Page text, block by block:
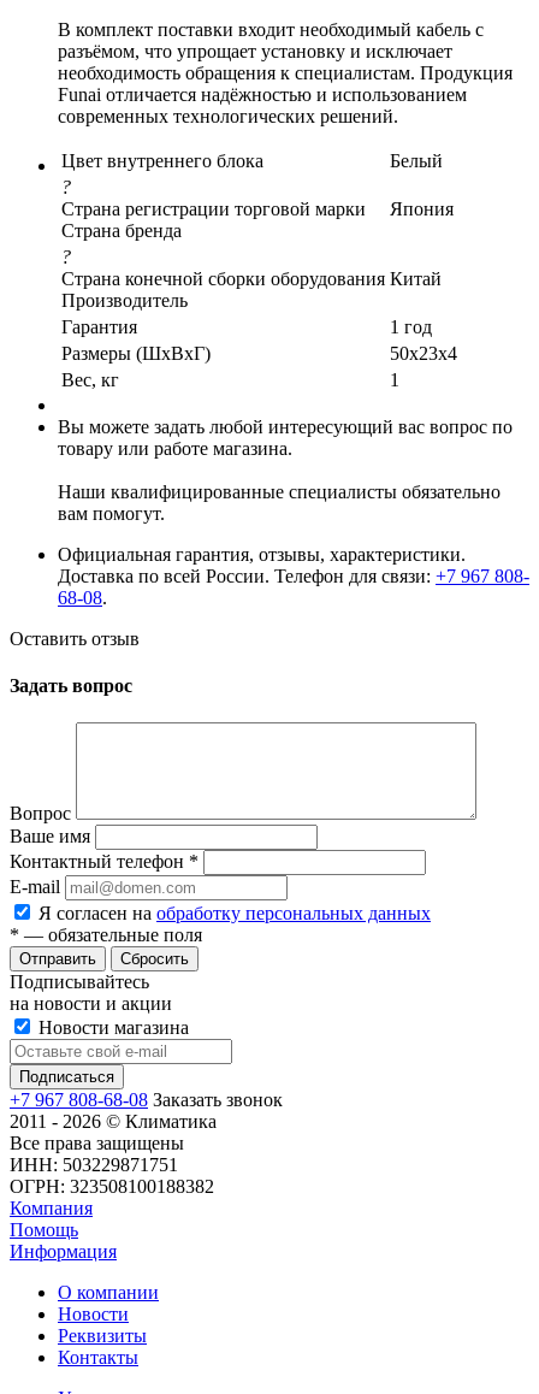
В комплект поставки входит необходимый кабель с
разъёмом, что упрощает установку и исключает
необходимость обращения к специалистам. Продукция
Funai отличается надёжностью и использованием
современных технологических решений.
Цвет внутреннего блока
Белый
?
Страна регистрации торговой марки
Страна бренда
Япония
?
Страна конечной сборки оборудования
Производитель
Китай
Гарантия
1 год
Размеры (ШxВxГ)
50x23x4
Вес, кг
1
Вы можете задать любой интересующий вас вопрос по
товару или работе магазина.
Наши квалифицированные специалисты обязательно
вам помогут.
Официальная гарантия, отзывы, характеристики.
Доставка по всей России. Телефон для связи: +7 967 808-
68-08.
Оставить отзыв
Задать вопрос
Вопрос
Ваше имя
Контактный телефон *
E-mail
Я согласен на обработку персональных данных
* — обязательные поля
Сбросить
Подписывайтесь
на новости и акции
Новости магазина
+7 967 808-68-08 Заказать звонок
2011 - 2026 © Климатика
Все права защищены
ИНН: 503229871751
ОГРН: 323508100188382
Компания
Помощь
Информация
О компании
Новости
Реквизиты
Контакты